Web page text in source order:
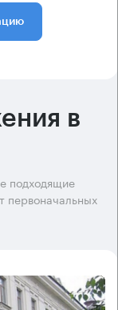
в
подходящие
первоначальных